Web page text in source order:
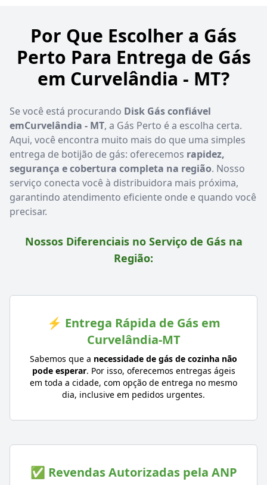
Por Que Escolher a Gás
Perto Para Entrega de Gás
em Curvelândia - MT?
Se você está procurando Disk Gás confiável
emCurvelândia - MT, a Gás Perto é a escolha certa.
Aqui, você encontra muito mais do que uma simples
entrega de botijão de gás: oferecemos rapidez,
segurança e cobertura completa na região. Nosso
serviço conecta você à distribuidora mais próxima,
garantindo atendimento eficiente onde e quando você
precisar.
Nossos Diferenciais no Serviço de Gás na
Região:
⚡ Entrega Rápida de Gás em
Curvelândia-MT
Sabemos que a necessidade de gás de cozinha não
pode esperar. Por isso, oferecemos entregas ágeis
em toda a cidade, com opção de entrega no mesmo
dia, inclusive em pedidos urgentes.
✅ Revendas Autorizadas pela ANP